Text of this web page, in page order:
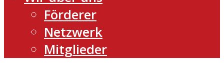
Förderer
Netzwerk
Mitglieder